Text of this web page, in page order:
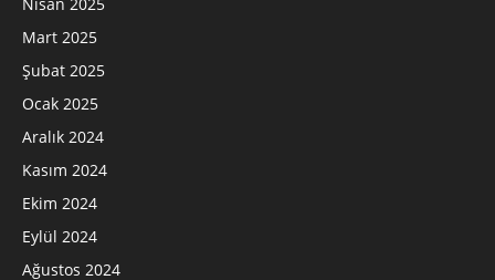
Mart 2025
Şubat 2025
Ocak 2025
Aralık 2024
Kasım 2024
Ekim 2024
Eylül 2024
Ağustos 2024